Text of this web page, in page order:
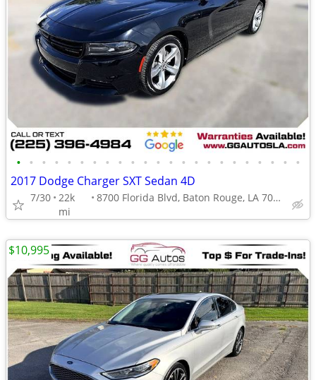
• • • • • • • • • • • • • • • • • • • • • • •
2017 Dodge Charger SXT Sedan 4D
7/30 22k
mi
8700 Florida Blvd, Baton Rouge, LA 70815
$10,995